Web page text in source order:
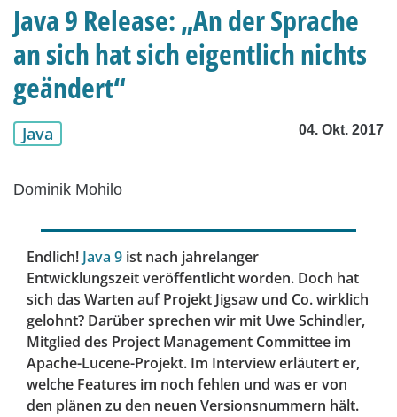
Java 9 Release: „An der Sprache
an sich hat sich eigentlich nichts
geändert“
Java 04. Okt. 2017
Dominik Mohilo
Endlich! Java 9 ist nach jahrelanger
Entwicklungszeit veröffentlicht worden. Doch hat
sich das Warten auf Projekt Jigsaw und Co. wirklich
gelohnt? Darüber sprechen wir mit Uwe Schindler,
Mitglied des Project Management Committee im
Apache-Lucene-Projekt. Im Interview erläutert er,
welche Features im noch fehlen und was er von
den plänen zu den neuen Versionsnummern hält.